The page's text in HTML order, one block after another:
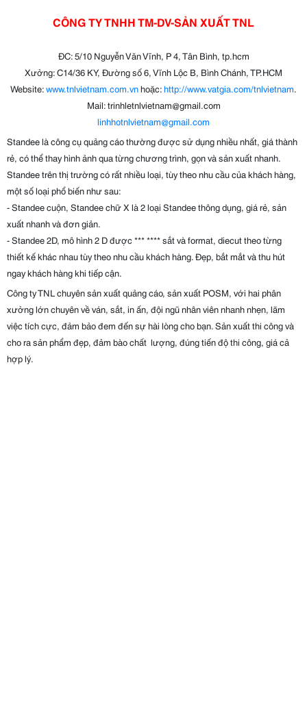
CÔNG TY TNHH TM-DV-SẢN XUẤT TNL
ĐC: 5/10 Nguyễn Văn Vĩnh, P 4, Tân Bình, tp.hcm
Xưởng: C14/36 KY, Đường số 6, Vĩnh Lộc B, Bình Chánh, TP.HCM
Website:www.tnlvietnam.com.vnhoặc:http://www.vatgia.com/tnlvietnam.
Mail: trinhletnlvietnam@gmail.com
linhhotnlvietnam@gmail.com
Standee là công cụ quảng cáo thường được sử dụng nhiều nhất, giá thành
rẻ, có thể thay hình ảnh qua từng chương trình, gọn và sản xuất nhanh.
Standee trên thị trường có rất nhiều loại, tùy theo nhu cầu của khách hàng,
một số loại phổ biến như sau:
- Standee cuộn, Standee chữ X là 2 loại Standee thông dụng, giá rẻ, sản
xuất nhanh và đơn giản.
- Standee 2D, mô hình 2 D được *** **** sắt và format, diecut theo từng
thiết kế khác nhau tùy theo nhu cầu khách hàng. Đẹp, bắt mắt và thu hút
ngay khách hàng khi tiếp cận.
Công ty TNL chuyên sản xuất quảng cáo, sản xuất POSM, với hai phân
xưởng lớn chuyên về ván, sắt, in ấn, đội ngũ nhân viên nhanh nhẹn, lãm
việc tích cực, đảm bảo đem đến sự hài lòng cho bạn. Sản xuất thi công và
cho ra sản phẩm đẹp, đảm bào chất lượng, đúng tiến độ thi công, giá cả
hợp lý.